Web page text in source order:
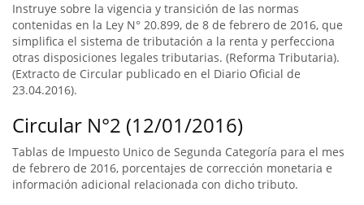
Instruye sobre la vigencia y transición de las normas
contenidas en la Ley N° 20.899, de 8 de febrero de 2016, que
simplifica el sistema de tributación a la renta y perfecciona
otras disposiciones legales tributarias. (Reforma Tributaria).
(Extracto de Circular publicado en el Diario Oficial de
23.04.2016).
Circular N°2 (12/01/2016)
Tablas de Impuesto Unico de Segunda Categoría para el mes
de febrero de 2016, porcentajes de corrección monetaria e
información adicional relacionada con dicho tributo.